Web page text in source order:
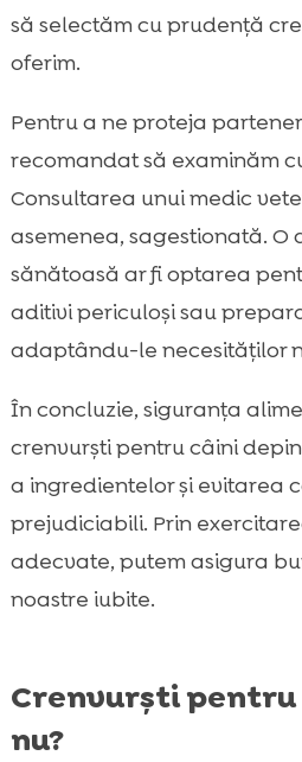
să selectăm cu prudență
oferim.
Pentru a ne proteja
recomandat să examinăm
Consultarea unui medic
asemenea, sagestionată. O
sănătoasă ar fi optarea
aditivi periculoși sau
adaptându-le necesităților
În concluzie, siguranța
crenvurști pentru câini
a ingredientelor și evitarea
prejudiciabili. Prin
adecvate, putem asigura
noastre iubite.
Crenvurști pentru
nu?